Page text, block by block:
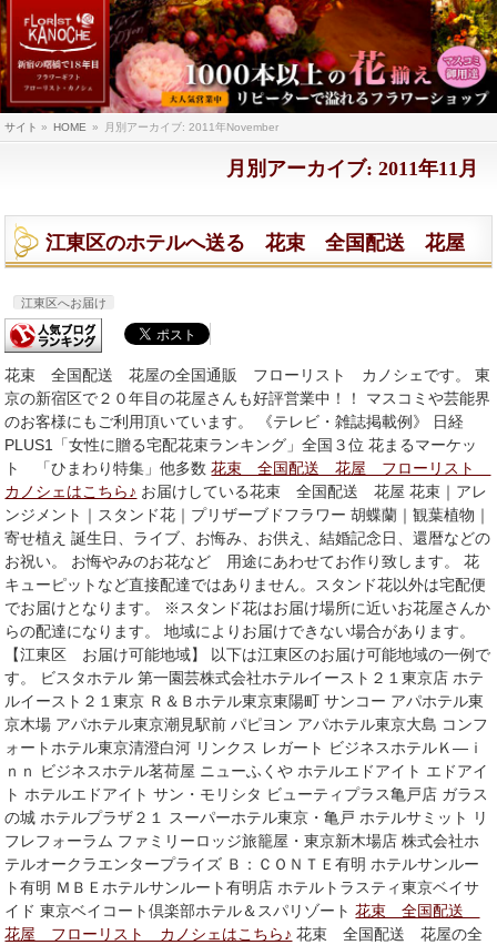
サイト » HOME » 月別アーカイブ: 2011年November
月別アーカイブ: 2011年11月
江東区のホテルへ送る 花束 全国配送 花屋
江東区へお届け
花束 全国配送 花屋の全国通販 フローリスト カノシェです。 東
京の新宿区で２０年目の花屋さんも好評営業中！！ マスコミや芸能界
のお客様にもご利用頂いています。 《テレビ・雑誌掲載例》 日経
PLUS1「女性に贈る宅配花束ランキング」全国３位 花まるマーケッ
ト 「ひまわり特集」他多数花束 全国配送 花屋 フローリスト
カノシェはこちら♪ お届けしている花束 全国配送 花屋 花束｜アレ
ンジメント｜スタンド花｜プリザーブドフラワー 胡蝶蘭｜観葉植物｜
寄せ植え 誕生日、ライブ、お悔み、お供え、結婚記念日、還暦などの
お祝い。 お悔やみのお花など 用途にあわせてお作り致します。 花
キューピットなど直接配達ではありません。スタンド花以外は宅配便
でお届けとなります。 ※スタンド花はお届け場所に近いお花屋さんか
らの配達になります。 地域によりお届けできない場合があります。
【江東区 お届け可能地域】 以下は江東区のお届け可能地域の一例で
す。 ビスタホテル 第一園芸株式会社ホテルイースト２１東京店 ホテ
ルイースト２１東京 Ｒ＆Ｂホテル東京東陽町 サンコー アパホテル東
京木場 アパホテル東京潮見駅前 パピヨン アパホテル東京大島 コンフ
ォートホテル東京清澄白河 リンクス レガート ビジネスホテルＫ―ｉ
ｎｎ ビジネスホテル茗荷屋 ニューふくや ホテルエドアイト エドアイ
ト ホテルエドアイト サン・モリシタ ビューティプラス亀戸店 ガラス
の城 ホテルプラザ２１ スーパーホテル東京・亀戸 ホテルサミット リ
フレフォーラム ファミリーロッジ旅籠屋・東京新木場店 株式会社ホ
テルオークラエンタープライズ Ｂ：ＣＯＮＴＥ有明 ホテルサンルー
ト有明 ＭＢＥホテルサンルート有明店 ホテルトラスティ東京ベイサ
イド 東京ベイコート倶楽部ホテル＆スパリゾート花束 全国配送
花屋 フローリスト カノシェはこちら♪ 花束 全国配送 花屋の全